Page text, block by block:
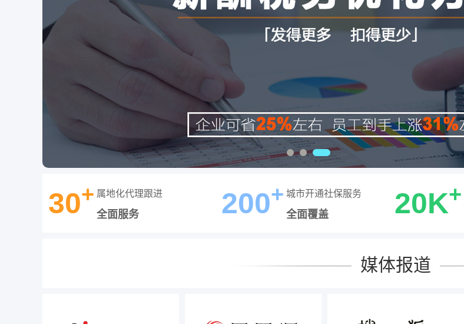
30+ 属地化代理跟进
全面服务 200+ 城市开通社保服务
全面覆盖 20K+
媒体报道